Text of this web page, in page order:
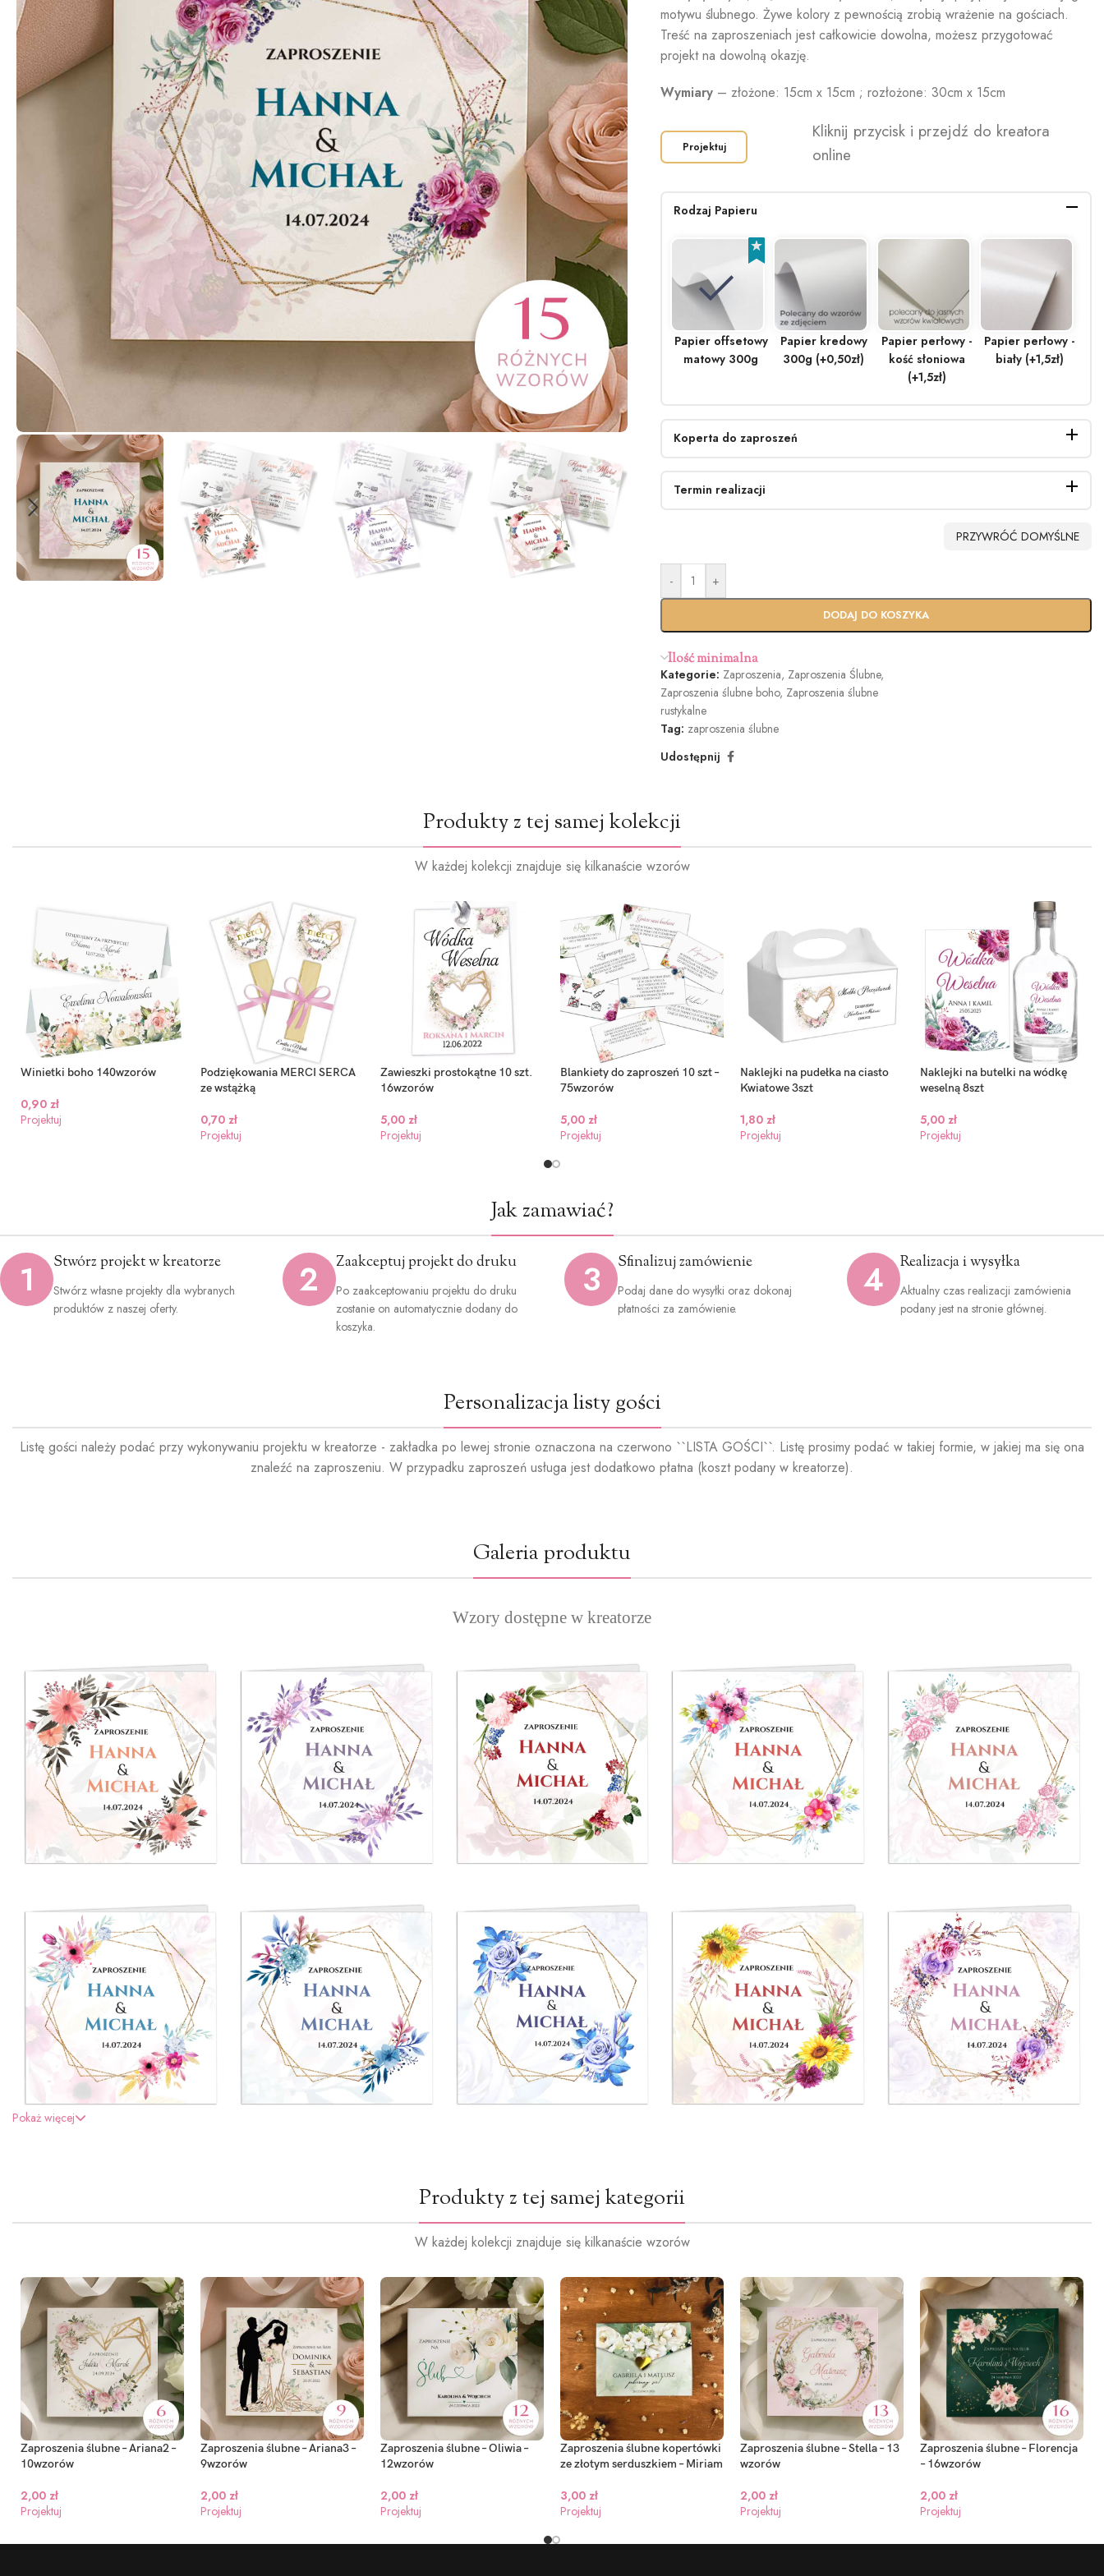
motywu ślubnego. Żywe kolory z pewnością zrobią wrażenie na gościach.
Treść na zaproszeniach jest całkowicie dowolna, możesz przygotować
projekt na dowolną okazję.
Wymiary – złożone: 15cm x 15cm ; rozłożone: 30cm x 15cm
Projektuj
Kliknij przycisk i przejdź do kreatora
online
Rodzaj Papieru
Papier offsetowy
matowy 300g
Papier kredowy
300g (+0,50zł)
Papier perłowy -
kość słoniowa
(+1,5zł)
Papier perłowy -
biały (+1,5zł)
Koperta do zaproszeń
Bez koperty
Butelkowa
Zieleń (+1.2zł)
Jasny róż (+1.2zł)
Ciemny
niebieski (+1.2zł)
Ciemny granat
(+1.2zł)
Jasno zielony
(+1.2zł)
Termin realizacji
termin
Usługa Ekspres
(+100zł)
PRZYWRÓĆ DOMYŚLNE
- +
DODAJ DO KOSZYKA
Ilość minimalna
Kategorie: Zaproszenia, Zaproszenia Ślubne,
Zaproszenia ślubne boho, Zaproszenia ślubne
rustykalne
Tag: zaproszenia ślubne
Udostępnij
Produkty z tej samej kolekcji
W każdej kolekcji znajduje się kilkanaście wzorów
Winietki boho 140wzorów
0,90 zł
Projektuj
Podziękowania MERCI SERCA
ze wstążką
0,70 zł
Projektuj
Zawieszki prostokątne 10 szt.
16wzorów
5,00 zł
Projektuj
Blankiety do zaproszeń 10 szt –
75wzorów
5,00 zł
Projektuj
Naklejki na pudełka na ciasto
Kwiatowe 3szt
1,80 zł
Projektuj
Naklejki na butelki na wódkę
weselną 8szt
5,00 zł
Projektuj
Jak zamawiać?
1 Stwórz projekt w kreatorze
Stwórz własne projekty dla wybranych
produktów z naszej oferty.
2 Zaakceptuj projekt do druku
Po zaakceptowaniu projektu do druku
zostanie on automatycznie dodany do
koszyka.
3 Sfinalizuj zamówienie
Podaj dane do wysyłki oraz dokonaj
płatności za zamówienie.
4 Realizacja i wysyłka
Aktualny czas realizacji zamówienia
podany jest na stronie głównej.
Personalizacja listy gości
Listę gości należy podać przy wykonywaniu projektu w kreatorze - zakładka po lewej stronie oznaczona na czerwono ``LISTA GOŚCI``. Listę prosimy podać w takiej formie, w jakiej ma się ona
znaleźć na zaproszeniu. W przypadku zaproszeń usługa jest dodatkowo płatna (koszt podany w kreatorze).
Galeria produktu
Wzory dostępne w kreatorze
Pokaż więcej
Produkty z tej samej kategorii
W każdej kolekcji znajduje się kilkanaście wzorów
Zaproszenia ślubne – Ariana2 –
10wzorów
2,00 zł
Projektuj
Zaproszenia ślubne – Ariana3 –
9wzorów
2,00 zł
Projektuj
Zaproszenia ślubne – Oliwia –
12wzorów
2,00 zł
Projektuj
Zaproszenia ślubne kopertówki
ze złotym serduszkiem – Miriam
3,00 zł
Projektuj
Zaproszenia ślubne – Stella – 13
wzorów
2,00 zł
Projektuj
Zaproszenia ślubne – Florencja
– 16wzorów
2,00 zł
Projektuj